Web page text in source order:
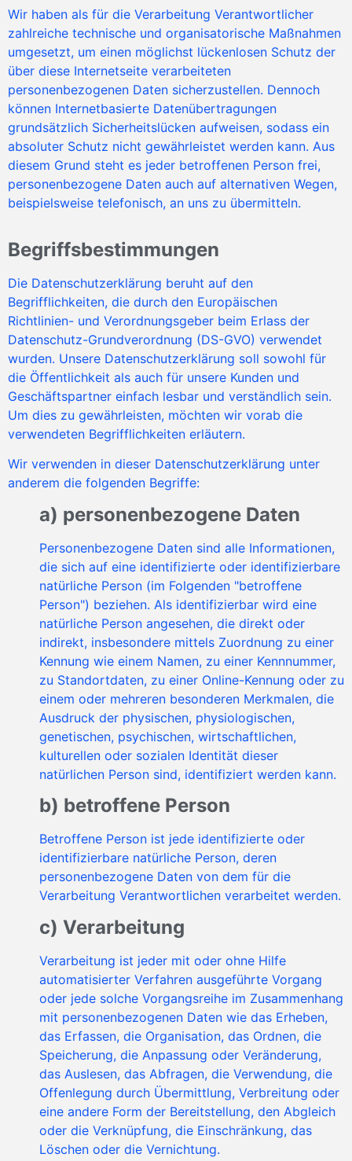
Wir haben als für die Verarbeitung Verantwortlicher
zahlreiche technische und organisatorische Maßnahmen
umgesetzt, um einen möglichst lückenlosen Schutz der
über diese Internetseite verarbeiteten
personenbezogenen Daten sicherzustellen. Dennoch
können Internetbasierte Datenübertragungen
grundsätzlich Sicherheitslücken aufweisen, sodass ein
absoluter Schutz nicht gewährleistet werden kann. Aus
diesem Grund steht es jeder betroffenen Person frei,
personenbezogene Daten auch auf alternativen Wegen,
beispielsweise telefonisch, an uns zu übermitteln.
Begriffsbestimmungen
Die Datenschutzerklärung beruht auf den
Begrifflichkeiten, die durch den Europäischen
Richtlinien- und Verordnungsgeber beim Erlass der
Datenschutz-Grundverordnung (DS-GVO) verwendet
wurden. Unsere Datenschutzerklärung soll sowohl für
die Öffentlichkeit als auch für unsere Kunden und
Geschäftspartner einfach lesbar und verständlich sein.
Um dies zu gewährleisten, möchten wir vorab die
verwendeten Begrifflichkeiten erläutern.
Wir verwenden in dieser Datenschutzerklärung unter
anderem die folgenden Begriffe:
a) personenbezogene Daten
Personenbezogene Daten sind alle Informationen,
die sich auf eine identifizierte oder identifizierbare
natürliche Person (im Folgenden "betroffene
Person") beziehen. Als identifizierbar wird eine
natürliche Person angesehen, die direkt oder
indirekt, insbesondere mittels Zuordnung zu einer
Kennung wie einem Namen, zu einer Kennnummer,
zu Standortdaten, zu einer Online-Kennung oder zu
einem oder mehreren besonderen Merkmalen, die
Ausdruck der physischen, physiologischen,
genetischen, psychischen, wirtschaftlichen,
kulturellen oder sozialen Identität dieser
natürlichen Person sind, identifiziert werden kann.
b) betroffene Person
Betroffene Person ist jede identifizierte oder
identifizierbare natürliche Person, deren
personenbezogene Daten von dem für die
Verarbeitung Verantwortlichen verarbeitet werden.
c) Verarbeitung
Verarbeitung ist jeder mit oder ohne Hilfe
automatisierter Verfahren ausgeführte Vorgang
oder jede solche Vorgangsreihe im Zusammenhang
mit personenbezogenen Daten wie das Erheben,
das Erfassen, die Organisation, das Ordnen, die
Speicherung, die Anpassung oder Veränderung,
das Auslesen, das Abfragen, die Verwendung, die
Offenlegung durch Übermittlung, Verbreitung oder
eine andere Form der Bereitstellung, den Abgleich
oder die Verknüpfung, die Einschränkung, das
Löschen oder die Vernichtung.